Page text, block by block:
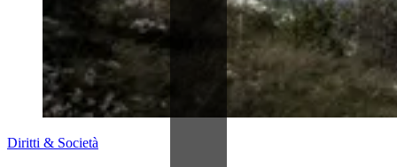
Diritti & Società